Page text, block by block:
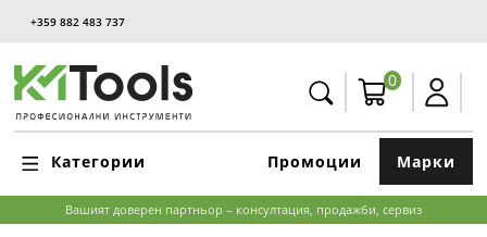
+359 882 483 737
0
Категории Марки
Промоции
Вашият доверен партньор – консултация, продажби, сервиз